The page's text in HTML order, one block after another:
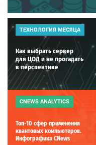
ТЕХНОЛОГИЯ МЕСЯЦА
Как выбрать сервер
для ЦОД и не прогадать
в перспективе
CNEWS ANALYTICS
Топ-10 сфер применения
квантовых компьютеров.
Инфографика CNews